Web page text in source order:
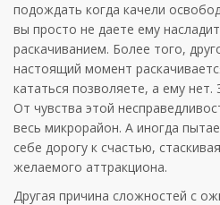
подождать когда качели
вы просто не даете ему
раскачиванием. Более того,
настоящий момент
кататься позволяете, а ему
От чувства этой
весь микрорайон. А иногда
себе дорогу к счастью,
желаемого аттракциона.
Другая причина сложностей с